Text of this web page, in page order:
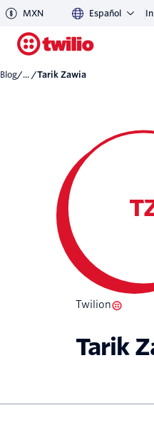
MXN Español
Blog/... / Tarik Zawia
Twilion
Tarik